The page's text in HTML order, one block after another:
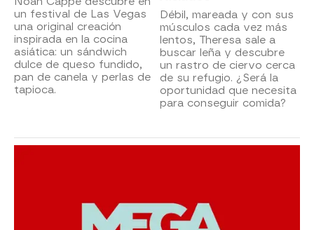
un festival de Las Vegas
una original creación
inspirada en la cocina
asiática: un sándwich
dulce de queso fundido,
pan de canela y perlas de
tapioca.
Débil, mareada y con sus
músculos cada vez más
lentos, Theresa sale a
buscar leña y descubre
un rastro de ciervo cerca
de su refugio. ¿Será la
oportunidad que necesita
para conseguir comida?